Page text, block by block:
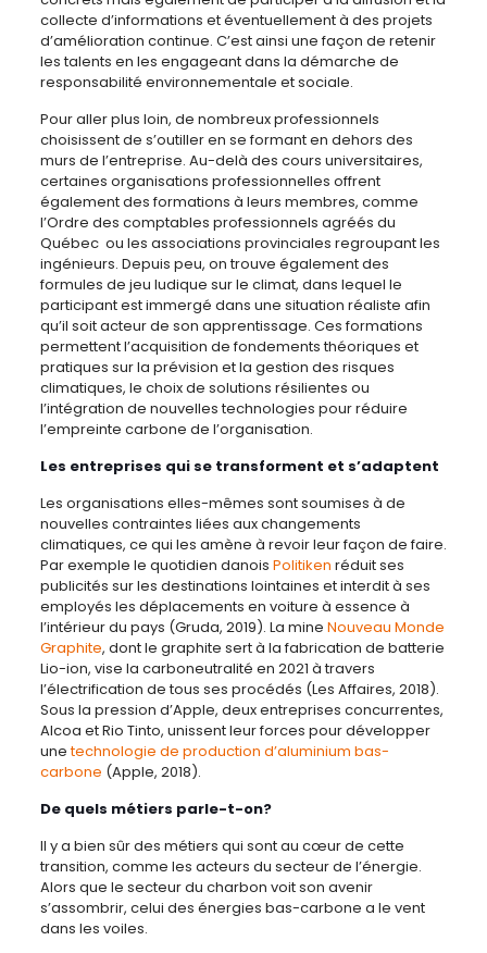
collecte d’informations et éventuellement à des projets
d’amélioration continue. C’est ainsi une façon de retenir
les talents en les engageant dans la démarche de
responsabilité environnementale et sociale.
Pour aller plus loin, de nombreux professionnels
choisissent de s’outiller en se formant en dehors des
murs de l’entreprise. Au-delà des cours universitaires,
certaines organisations professionnelles offrent
également des formations à leurs membres, comme
l’Ordre des comptables professionnels agréés du
Québec ou les associations provinciales regroupant les
ingénieurs. Depuis peu, on trouve également des
formules de jeu ludique sur le climat, dans lequel le
participant est immergé dans une situation réaliste afin
qu’il soit acteur de son apprentissage. Ces formations
permettent l’acquisition de fondements théoriques et
pratiques sur la prévision et la gestion des risques
climatiques, le choix de solutions résilientes ou
l’intégration de nouvelles technologies pour réduire
l’empreinte carbone de l’organisation.
Les entreprises qui se transforment et s’adaptent
Les organisations elles-mêmes sont soumises à de
nouvelles contraintes liées aux changements
climatiques, ce qui les amène à revoir leur façon de faire.
Par exemple le quotidien danois Politiken réduit ses
publicités sur les destinations lointaines et interdit à ses
employés les déplacements en voiture à essence à
l’intérieur du pays (Gruda, 2019). La mine Nouveau Monde
Graphite, dont le graphite sert à la fabrication de batterie
Lio-ion, vise la carboneutralité en 2021 à travers
l’électrification de tous ses procédés (Les Affaires, 2018).
Sous la pression d’Apple, deux entreprises concurrentes,
Alcoa et Rio Tinto, unissent leur forces pour développer
unetechnologie de production d’aluminium bas-
carbone (Apple, 2018).
De quels métiers parle-t-on?
Il y a bien sûr des métiers qui sont au cœur de cette
transition, comme les acteurs du secteur de l’énergie.
Alors que le secteur du charbon voit son avenir
s’assombrir, celui des énergies bas-carbone a le vent
dans les voiles.